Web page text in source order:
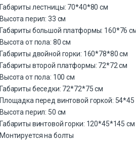
Габариты лестницы: 70*40*80 см
Высота перил: 33 см
Габариты большой платформы: 160*76
Высота от пола: 80 см
Габариты двойной горки: 160*78*80 см
Габариты второй платформы: 72*72 см
Высота от пола: 100 см
Габариты беседки: 72*72*75 см
Площадка перед винтовой горкой: 54*45
Высота перил: 50 см
Габариты винтовой горки: 120*45*145 см
Монтируется на болты